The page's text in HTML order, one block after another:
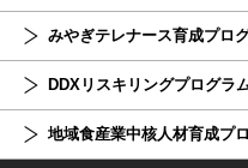
みやぎテレナース育成プロ
DDXリスキリングプログラ
地域食産業中核人材育成プ